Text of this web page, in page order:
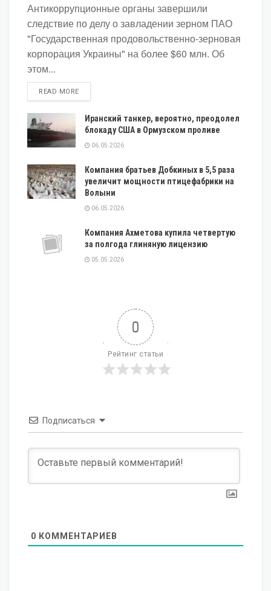
Антикоррупционные органы завершили
следствие по делу о завладении зерном ПАО
"Государственная продовольственно-зерновая
корпорация Украины" на более $60 млн. Об
этом...
READ MOREDETAILS
Иранский танкер, вероятно, преодолел
блокаду США в Ормузском проливе
06.05.2026
Компания братьев Добкиных в 5,5 раза
увеличит мощности птицефабрики на
Волыни
06.05.2026
Компания Ахметова купила четвертую
за полгода глиняную лицензию
05.05.2026
0
Рейтинг статьи
Подписаться
0 КОММЕНТАРИЕВ